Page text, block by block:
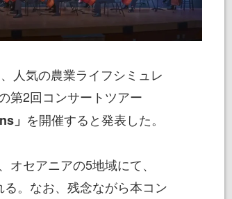
人気の農業ライフシミュレ
第2回コンサートツアー
」 を開催すると発表した。
セアニアの5地域にて、
。なお、残念ながら本コン